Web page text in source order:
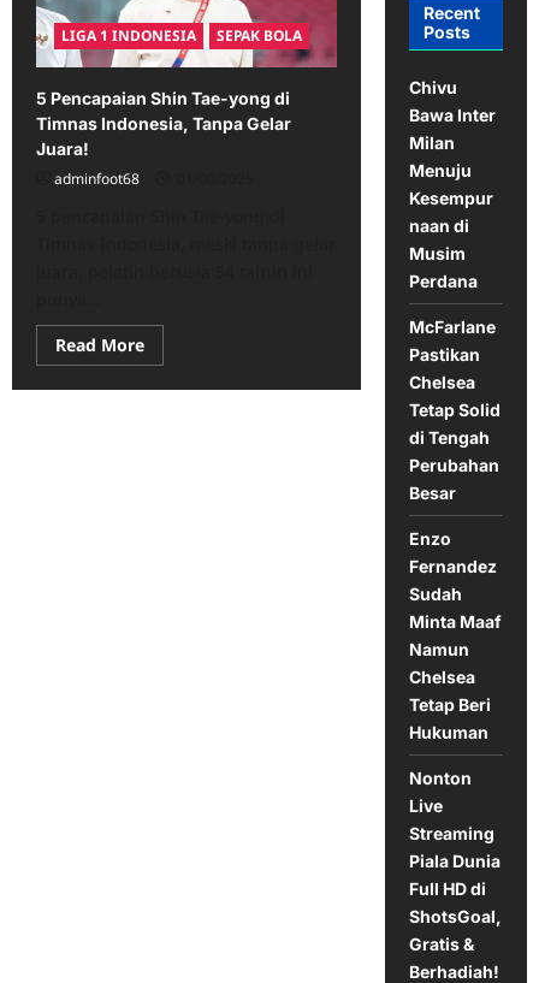
LIGA 1 INDONESIA SEPAK BOLA
5 Pencapaian Shin Tae-yong di
Timnas Indonesia, Tanpa Gelar
Juara!
adminfoot68
Read MoreRead
more
5
Recent
Posts
Chivu
Bawa Inter
Milan
Menuju
Kesempur
naan di
Musim
Perdana
McFarlane
Pastikan
Chelsea
Tetap Solid
di Tengah
Perubahan
Besar
Enzo
Fernandez
Sudah
Minta Maaf
Namun
Chelsea
Tetap Beri
Hukuman
Nonton
Live
Streaming
Piala Dunia
Full HD di
ShotsGoal,
Gratis &
Berhadiah!